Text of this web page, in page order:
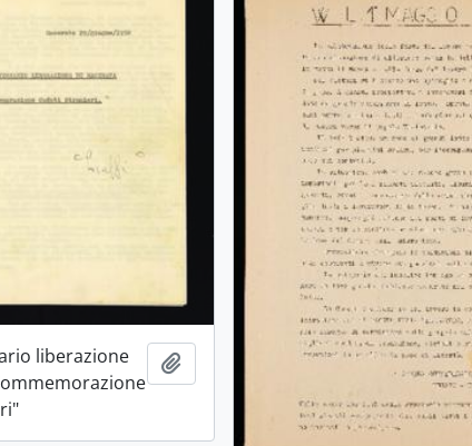
liberazione
Aggiungi all'area di lavoro